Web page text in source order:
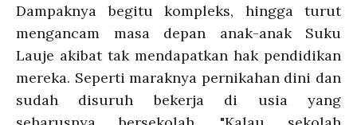
Dampaknya begitu kompleks, hingga turut
mengancam masa depan anak-anak Suku
Lauje akibat tak mendapatkan hak pendidikan
mereka. Seperti maraknya pernikahan dini dan
sudah disuruh bekerja di usia yang